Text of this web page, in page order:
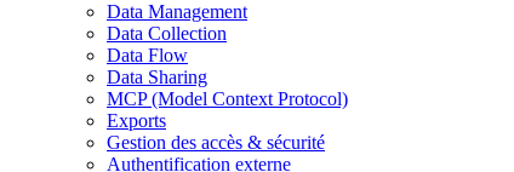
Data Management
Data Collection
Data Flow
Data Sharing
MCP (Model Context Protocol)
Exports
Gestion des accès & sécurité
Authentification externe